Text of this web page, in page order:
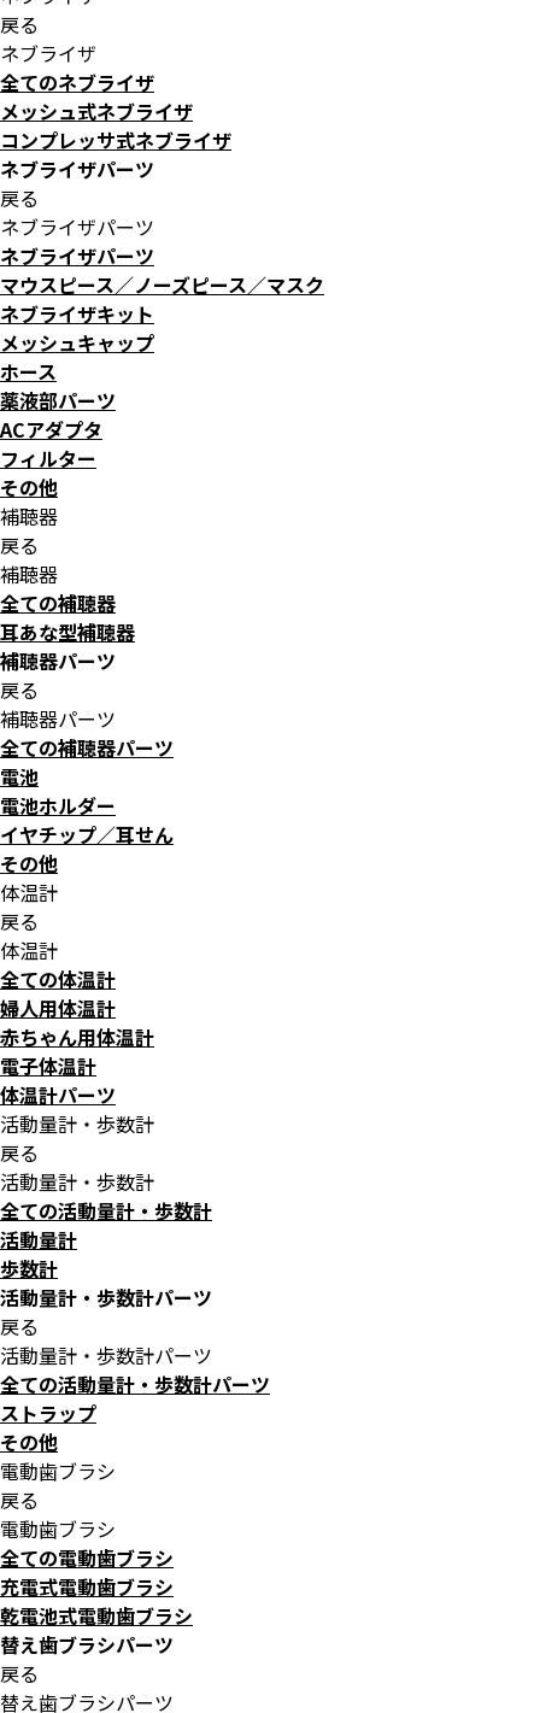
戻る
ネブライザ
全てのネブライザ
メッシュ式ネブライザ
コンプレッサ式ネブライザ
ネブライザパーツ
戻る
ネブライザパーツ
ネブライザパーツ
マウスピース／ノーズピース／マスク
ネブライザキット
メッシュキャップ
ホース
薬液部パーツ
ACアダプタ
フィルター
その他
補聴器
戻る
補聴器
全ての補聴器
耳あな型補聴器
補聴器パーツ
戻る
補聴器パーツ
全ての補聴器パーツ
電池
電池ホルダー
イヤチップ／耳せん
その他
体温計
戻る
体温計
全ての体温計
婦人用体温計
赤ちゃん用体温計
電子体温計
体温計パーツ
活動量計・歩数計
戻る
活動量計・歩数計
全ての活動量計・歩数計
活動量計
歩数計
活動量計・歩数計パーツ
戻る
活動量計・歩数計パーツ
全ての活動量計・歩数計パーツ
ストラップ
その他
電動歯ブラシ
戻る
電動歯ブラシ
全ての電動歯ブラシ
充電式電動歯ブラシ
乾電池式電動歯ブラシ
替え歯ブラシパーツ
戻る
替え歯ブラシパーツ